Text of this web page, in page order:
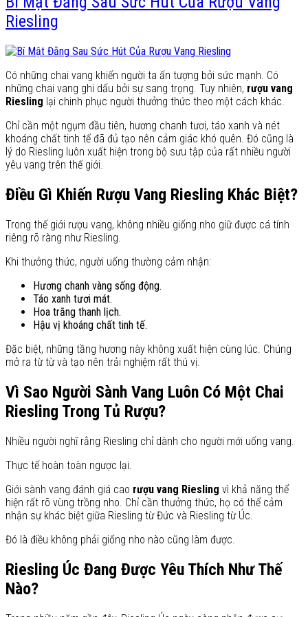
Riesling
Có những chai vang khiến người ta ấn tượng bởi sức mạnh. Có
những chai vang ghi dấu bởi sự sang trọng. Tuy nhiên, rượu vang
Riesling lại chinh phục người thưởng thức theo một cách khác.
Chỉ cần một ngụm đầu tiên, hương chanh tươi, táo xanh và nét
khoáng chất tinh tế đã đủ tạo nên cảm giác khó quên. Đó cũng là
lý do Riesling luôn xuất hiện trong bộ sưu tập của rất nhiều người
yêu vang trên thế giới.
Điều Gì Khiến Rượu Vang Riesling Khác Biệt?
Trong thế giới rượu vang, không nhiều giống nho giữ được cá tính
riêng rõ ràng như Riesling.
Khi thưởng thức, người uống thường cảm nhận:
Hương chanh vàng sống động.
Táo xanh tươi mát.
Hoa trắng thanh lịch.
Hậu vị khoáng chất tinh tế.
Đặc biệt, những tầng hương này không xuất hiện cùng lúc. Chúng
mở ra từ từ và tạo nên trải nghiệm rất thú vị.
Vì Sao Người Sành Vang Luôn Có Một Chai
Riesling Trong Tủ Rượu?
Nhiều người nghĩ rằng Riesling chỉ dành cho người mới uống vang.
Thực tế hoàn toàn ngược lại.
Giới sành vang đánh giá cao rượu vang Riesling vì khả năng thể
hiện rất rõ vùng trồng nho. Chỉ cần thưởng thức, họ có thể cảm
nhận sự khác biệt giữa Riesling từ Đức và Riesling từ Úc.
Đó là điều không phải giống nho nào cũng làm được.
Riesling Úc Đang Được Yêu Thích Như Thế
Nào?